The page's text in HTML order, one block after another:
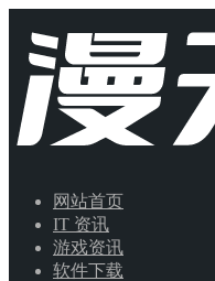
网站首页
IT 资讯
游戏资讯
软件下载